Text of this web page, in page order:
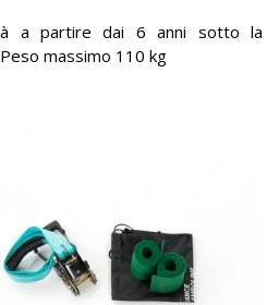
a partire dai 6 anni sotto la
massimo 110 kg